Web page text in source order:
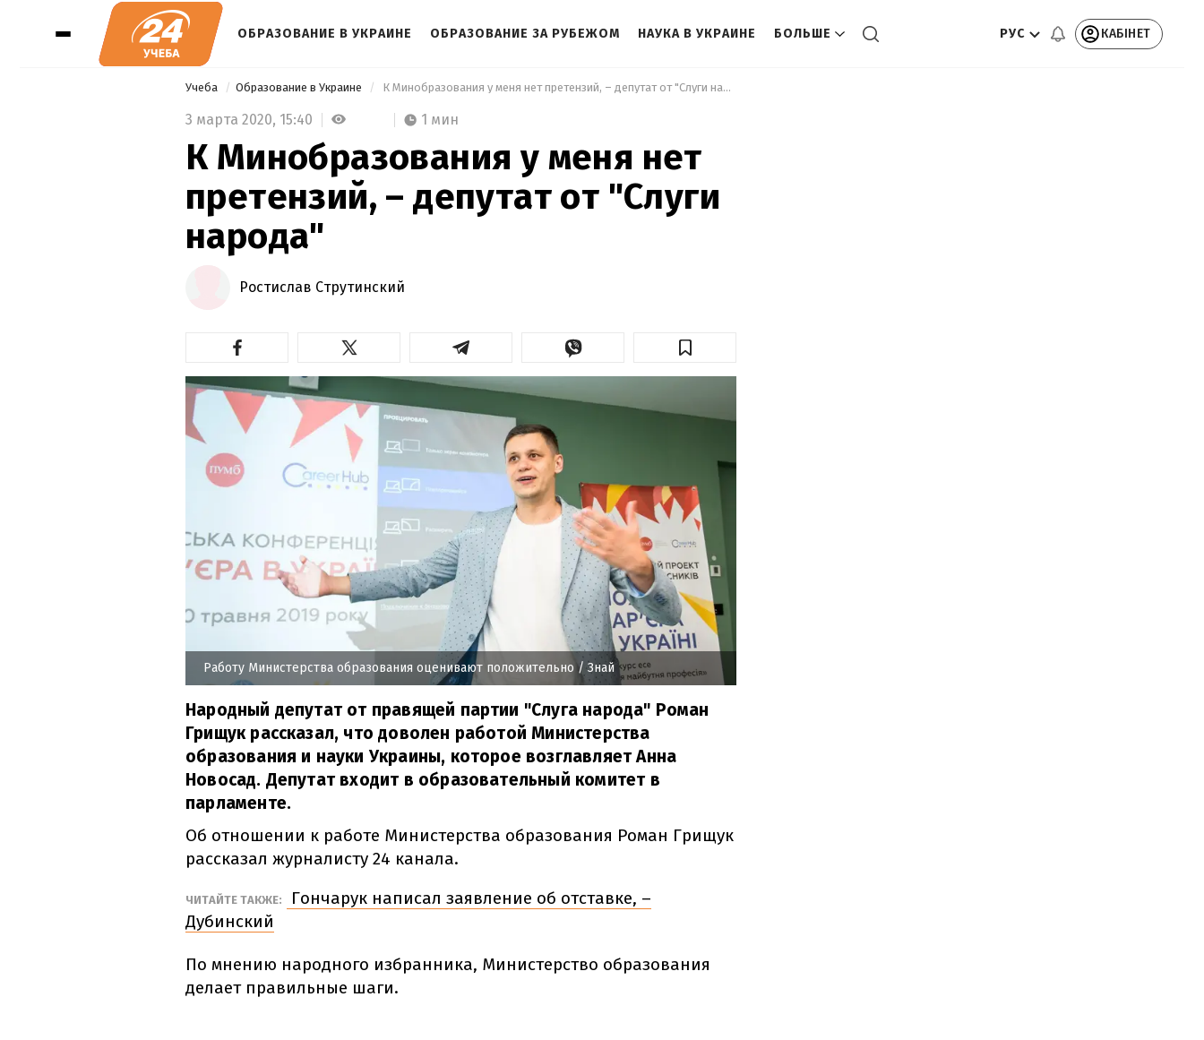
ОБРАЗОВАНИЕ В УКРАИНЕ ОБРАЗОВАНИЕ ЗА РУБЕЖОМ НАУКА В УКРАИНЕ БОЛЬШЕ РУС КАБІНЕТ
Учеба Образование в Украине К Минобразования у меня нет претензий, – депутат от "Слуги народа"
3 марта 2020, 15:40 1 мин
К Минобразования у меня нет
претензий, – депутат от "Слуги
народа"
Ростислав Струтинский
Работу Министерства образования оценивают положительно / Знай
Народный депутат от правящей партии "Слуга народа" Роман
Грищук рассказал, что доволен работой Министерства
образования и науки Украины, которое возглавляет Анна
Новосад. Депутат входит в образовательный комитет в
парламенте.
Об отношении к работе Министерства образования Роман Грищук
рассказал журналисту 24 канала.
ЧИТАЙТЕ ТАКЖЕ:
Гончарук написал заявление об отставке, –
Дубинский
По мнению народного избранника, Министерство образования
делает правильные шаги.